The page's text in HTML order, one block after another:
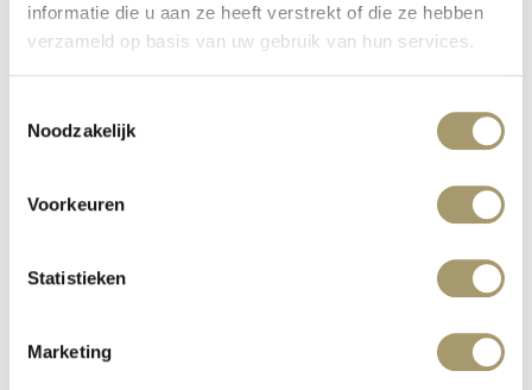
informatie die u aan ze heeft verstrekt of die ze hebben
verzameld op basis van uw gebruik van hun services.
Noodzakelijk
Voorkeuren
Statistieken
Marketing
ENERGIZE YOUR SOUL –
DRIEDAAGSE RETRAITE